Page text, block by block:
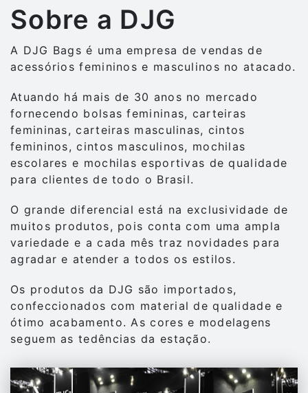
Sobre a DJG
A DJG Bags é uma empresa de vendas de
acessórios femininos e masculinos no atacado.
Atuando há mais de 30 anos no mercado
fornecendo bolsas femininas, carteiras
femininas, carteiras masculinas, cintos
femininos, cintos masculinos, mochilas
escolares e mochilas esportivas de qualidade
para clientes de todo o Brasil.
O grande diferencial está na exclusividade de
muitos produtos, pois conta com uma ampla
variedade e a cada mês traz novidades para
agradar e atender a todos os estilos.
Os produtos da DJG são importados,
confeccionados com material de qualidade e
ótimo acabamento. As cores e modelagens
seguem as tedências da estação.